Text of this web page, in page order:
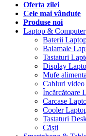
Oferta zilei
Cele mai vândute
Produse noi
Laptop & Computer
Baterii
Balamale
Tastaturi
Display
Mufe
Cabluri video
Încărcătoare
Carcase
Cooler
Tastaturi
Căști